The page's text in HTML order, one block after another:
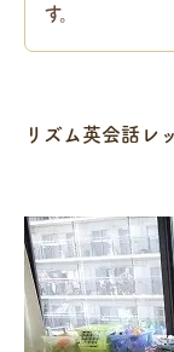
す。
リズム英会話レ